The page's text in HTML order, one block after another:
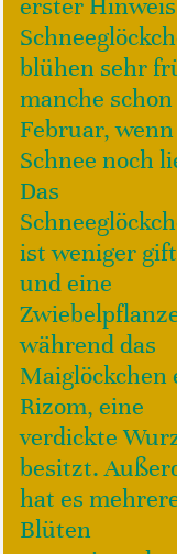
blühen sehr
manche
Februar,
Schnee noch
Das
ist weniger
und eine
während das
Maiglöckchen
Rizom, eine
verdickte
besitzt.
hat es
Blüten